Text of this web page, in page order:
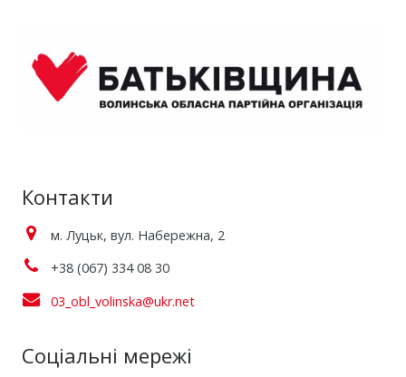
Контакти
м. Луцьк, вул. Набережна, 2
+38 (067) 334 08 30
03_obl_volinska@ukr.net
Соціальні мережі